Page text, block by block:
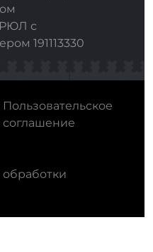
с
191113330
Пользовательское
соглашение